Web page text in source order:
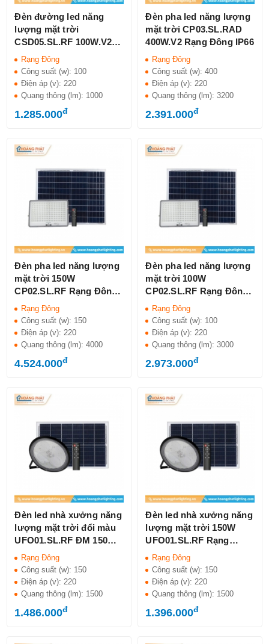
Đèn đường led năng
lượng mặt trời
CSD05.SL.RF 100W.V2
Rạng Đông IP66
Rạng Đông
Công suất (w): 100
Điện áp (v): 220
Quang thông (lm): 1000
1.285.000đ
Đèn pha led năng lượng
mặt trời CP03.SL.RAD
400W.V2 Rạng Đông IP66
Rạng Đông
Công suất (w):400
Điện áp (v): 220
Quang thông (lm):3200
2.391.000đ
Đèn pha led năng lượng
mặt trời 150W
CP02.SL.RF Rạng Đông
IP65
Rạng Đông
Công suất (w): 150
Điện áp (v): 220
Quang thông (lm):4000
4.524.000đ
Đèn pha led năng lượng
mặt trời 100W
CP02.SL.RF Rạng Đông
IP65
Rạng Đông
Công suất (w): 100
Điện áp (v): 220
Quang thông (lm):3000
2.973.000đ
Đèn led nhà xưởng năng
lượng mặt trời đổi màu
UFO01.SL.RF ĐM 150W
Rạng Đông
Rạng Đông
Công suất (w): 150
Điện áp (v):220
Quang thông (lm): 1500
1.486.000đ
Đèn led nhà xưởng năng
lượng mặt trời 150W
UFO01.SL.RF Rạng
Đông
Rạng Đông
Công suất (w): 150
Điện áp (v):220
Quang thông (lm): 1500
1.396.000đ